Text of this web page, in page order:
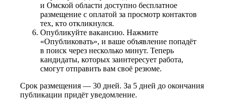
и Омской области доступно бесплатное
размещение с оплатой за просмотр контактов
тех, кто откликнулся.
Опубликуйте вакансию. Нажмите
«Опубликовать», и ваше объявление попадёт
в поиск через несколько минут. Теперь
кандидаты, которых заинтересует работа,
смогут отправить вам своё резюме.
Срок размещения — 30 дней. За 5 дней до окончания
публикации придёт уведомление.